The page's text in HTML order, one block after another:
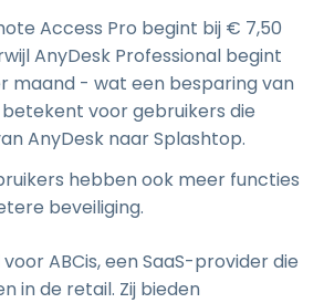
Access Pro begint bij € 7,50
AnyDesk Professional begint
maand - wat een besparing van
voor gebruikers die
AnyDesk naar Splashtop.
hebben ook meer functies
beveiliging.
ABCis, een SaaS-provider die
in de retail. Zij bieden